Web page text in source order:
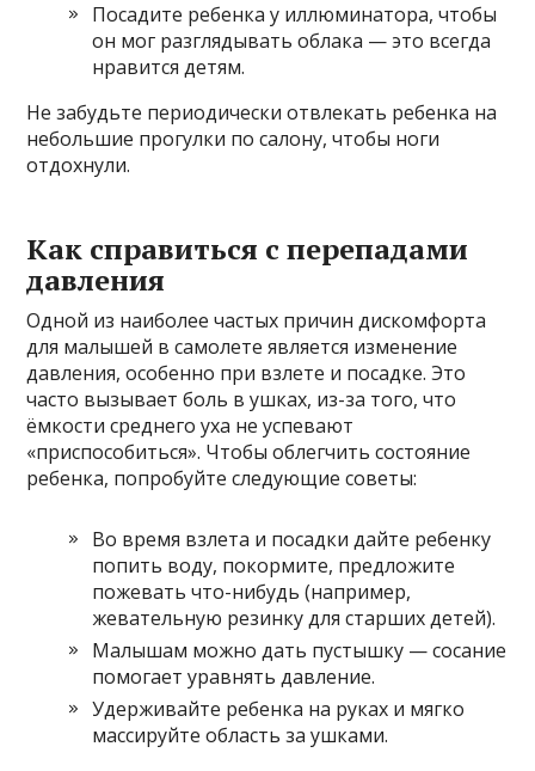
Посадите ребенка у иллюминатора, чтобы
он мог разглядывать облака — это всегда
нравится детям.
Не забудьте периодически отвлекать ребенка на
небольшие прогулки по салону, чтобы ноги
отдохнули.
Как справиться с перепадами
давления
Одной из наиболее частых причин дискомфорта
для малышей в самолете является изменение
давления, особенно при взлете и посадке. Это
часто вызывает боль в ушках, из-за того, что
ёмкости среднего уха не успевают
«приспособиться». Чтобы облегчить состояние
ребенка, попробуйте следующие советы:
Во время взлета и посадки дайте ребенку
попить воду, покормите, предложите
пожевать что-нибудь (например,
жевательную резинку для старших детей).
Малышам можно дать пустышку — сосание
помогает уравнять давление.
Удерживайте ребенка на руках и мягко
массируйте область за ушками.